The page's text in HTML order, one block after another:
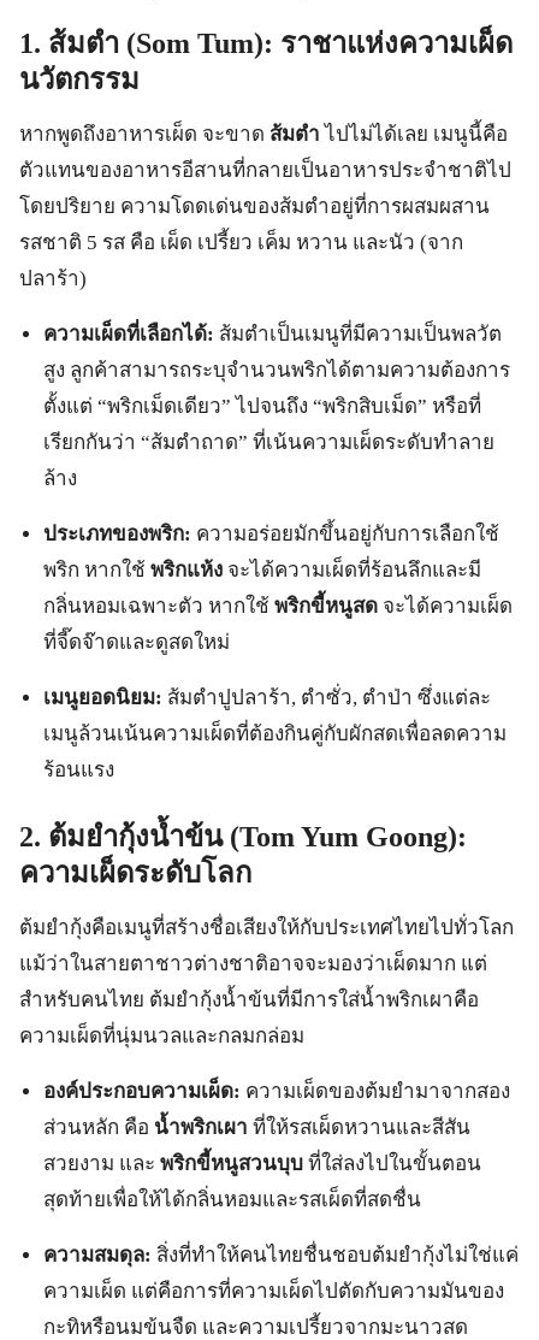
1. ส้มตำ (Som Tum): ราชาแห่งความเผ็ด
นวัตกรรม
หากพูดถึงอาหารเผ็ด จะขาด ส้มตำ ไปไม่ได้เลย เมนูนี้คือ
ตัวแทนของอาหารอีสานที่กลายเป็นอาหารประจำชาติไป
โดยปริยาย ความโดดเด่นของส้มตำอยู่ที่การผสมผสาน
รสชาติ 5 รส คือ เผ็ด เปรี้ยว เค็ม หวาน และนัว (จาก
ปลาร้า)
ความเผ็ดที่เลือกได้: ส้มตำเป็นเมนูที่มีความเป็นพลวัต
สูง ลูกค้าสามารถระบุจำนวนพริกได้ตามความต้องการ
ตั้งแต่ “พริกเม็ดเดียว” ไปจนถึง “พริกสิบเม็ด” หรือที่
เรียกกันว่า “ส้มตำถาด” ที่เน้นความเผ็ดระดับทำลาย
ล้าง
ประเภทของพริก: ความอร่อยมักขึ้นอยู่กับการเลือกใช้
พริก หากใช้พริกแห้ง จะได้ความเผ็ดที่ร้อนลึกและมี
กลิ่นหอมเฉพาะตัว หากใช้พริกขี้หนูสด จะได้ความเผ็ด
ที่จี๊ดจ๊าดและดูสดใหม่
เมนูยอดนิยม: ส้มตำปูปลาร้า, ตำซั่ว, ตำป่า ซึ่งแต่ละ
เมนูล้วนเน้นความเผ็ดที่ต้องกินคู่กับผักสดเพื่อลดความ
ร้อนแรง
2. ต้มยำกุ้งน้ำข้น (Tom Yum Goong):
ความเผ็ดระดับโลก
ต้มยำกุ้งคือเมนูที่สร้างชื่อเสียงให้กับประเทศไทยไปทั่วโลก
แม้ว่าในสายตาชาวต่างชาติอาจจะมองว่าเผ็ดมาก แต่
สำหรับคนไทย ต้มยำกุ้งน้ำข้นที่มีการใส่น้ำพริกเผาคือ
ความเผ็ดที่นุ่มนวลและกลมกล่อม
องค์ประกอบความเผ็ด: ความเผ็ดของต้มยำมาจากสอง
ส่วนหลัก คือ น้ำพริกเผา ที่ให้รสเผ็ดหวานและสีสัน
สวยงาม และพริกขี้หนูสวนบุบ ที่ใส่ลงไปในขั้นตอน
สุดท้ายเพื่อให้ได้กลิ่นหอมและรสเผ็ดที่สดชื่น
ความสมดุล: สิ่งที่ทำให้คนไทยชื่นชอบต้มยำกุ้งไม่ใช่แค่
ความเผ็ด แต่คือการที่ความเผ็ดไปตัดกับความมันของ
กะทิหรือนมข้นจืด และความเปรี้ยวจากมะนาวสด